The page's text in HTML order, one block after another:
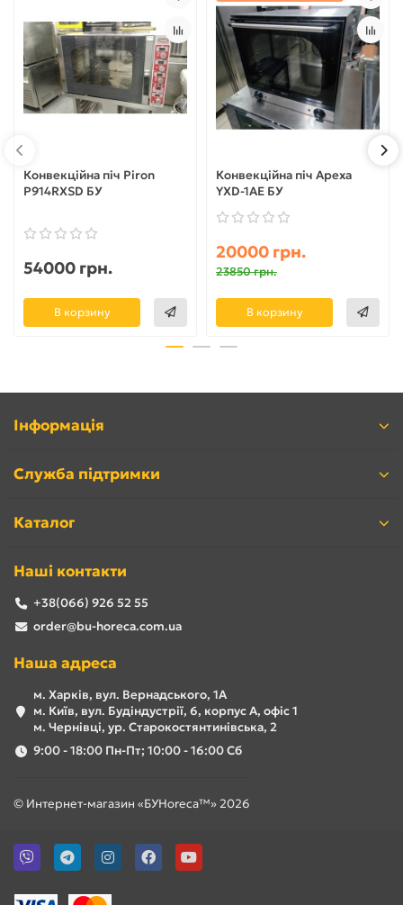
Конвекційна піч Piron
P914RXSD БУ
54000 грн.
В корзину
Конвекційна піч Apexa
YXD-1AE БУ
20000 грн.
23850 грн.
В корзину
Інформація
Служба підтримки
Каталог
Наші контакти
+38(066) 926 52 55
order@bu-horeca.com.ua
Наша адреса
м. Харків, вул. Вернадського, 1А
м. Київ, вул. Будіндустрії, 6, корпус А, офіс 1
м. Чернівці, ур. Старокостянтинівська, 2
9:00 - 18:00 Пн-Пт; 10:00 - 16:00 Сб
© Интернет-магазин «БУHoreca™» 2026